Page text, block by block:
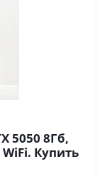
5050 8Гб,